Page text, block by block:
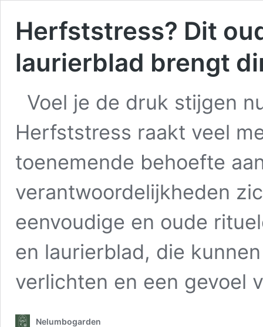
Herfststress? Dit
laurierblad brengt
Voel je de druk stijgen
Herfststress raakt veel
toenemende behoefte
verantwoordelijkheden
eenvoudige en oude
en laurierblad, die
verlichten en een gevoel
Nelumbogarden